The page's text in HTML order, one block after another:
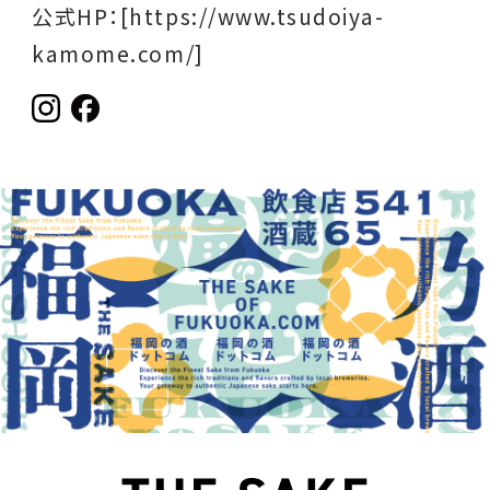
公式HP： [https://www.tsudoiya-
kamome.com/]